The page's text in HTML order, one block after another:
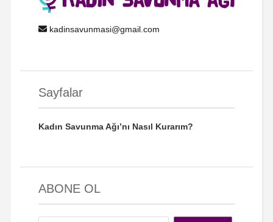
kadinsavunmasi@gmail.com
Sayfalar
Kadın Savunma Ağı’nı Nasıl Kurarım?
ABONE OL